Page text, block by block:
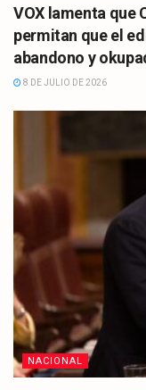
VOX lamenta que
permitan que el
abandono y
8 DE JULIO DE 2026
NACIONAL